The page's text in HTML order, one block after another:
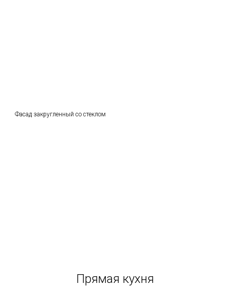
Фасад закругленный со стеклом
Прямая кухня